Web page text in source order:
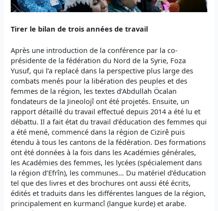
Tirer le bilan de trois années de travail
Après une introduction de la conférence par la co-
présidente de la fédération du Nord de la Syrie, Foza
Yusuf, qui l’a replacé dans la perspective plus large des
combats menés pour la libération des peuples et des
femmes de la région, les textes d’Abdullah Öcalan
fondateurs de la Jineolojî ont été projetés. Ensuite, un
rapport détaillé du travail effectué depuis 2014 a été lu et
débattu. Il a fait état du travail d’éducation des femmes qui
a été mené, commencé dans la région de Cizirê puis
étendu à tous les cantons de la fédération. Des formations
ont été données à la fois dans les Académies générales,
les Académies des femmes, les lycées (spécialement dans
la région d’Efrîn), les communes… Du matériel d’éducation
tel que des livres et des brochures ont aussi été écrits,
édités et traduits dans les différentes langues de la région,
principalement en kurmancî (langue kurde) et arabe.